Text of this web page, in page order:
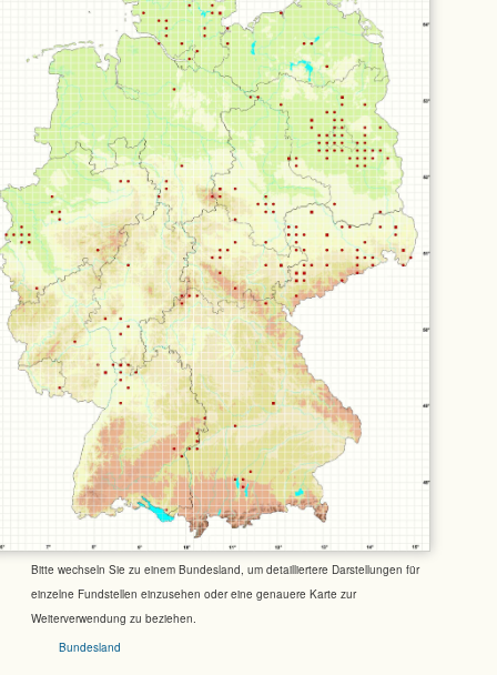
Bitte wechseln Sie zu einem Bundesland, um detailliertere Darstellungen für
einzelne Fundstellen einzusehen oder eine genauere Karte zur
Weiterverwendung zu beziehen.
Bundesland